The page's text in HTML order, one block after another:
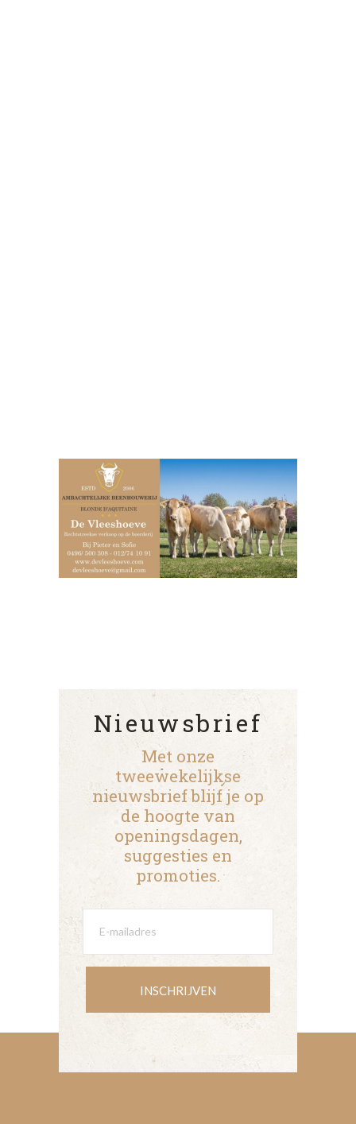
Nieuwsbrief
Met onze
tweewekelijkse
nieuwsbrief blijf je op
de hoogte van
openingsdagen,
suggesties en
promoties.
INSCHRIJVEN